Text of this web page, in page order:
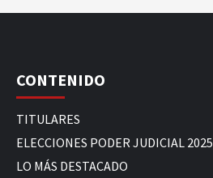
CONTENIDO
TITULARES
ELECCIONES PODER JUDICIAL 2025
LO MÁS DESTACADO